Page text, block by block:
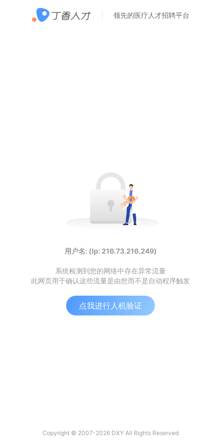
领先的医疗人才招聘平台
用户名: (Ip: 216.73.216.249)
系统检测到您的网络中存在异常流量
此网页用于确认这些流量是由您而不是自动程序触发
点我进行人机验证
Copyright © 2007-2026 DXY All Rights Reserved